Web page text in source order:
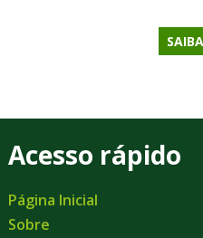
Acesso rápido
Página Inicial
Sobre